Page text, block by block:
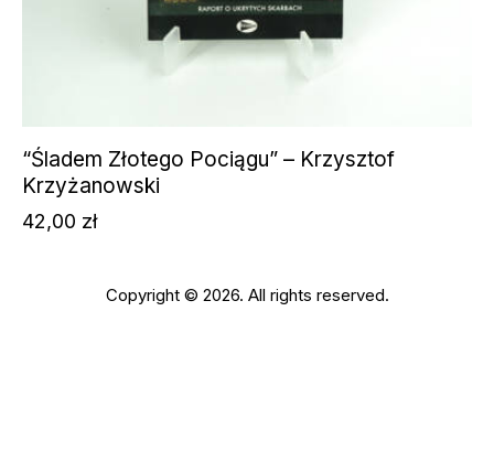
“Śladem Złotego Pociągu” – Krzysztof
Krzyżanowski
42,00 zł
Copyright © 2026. All rights reserved.